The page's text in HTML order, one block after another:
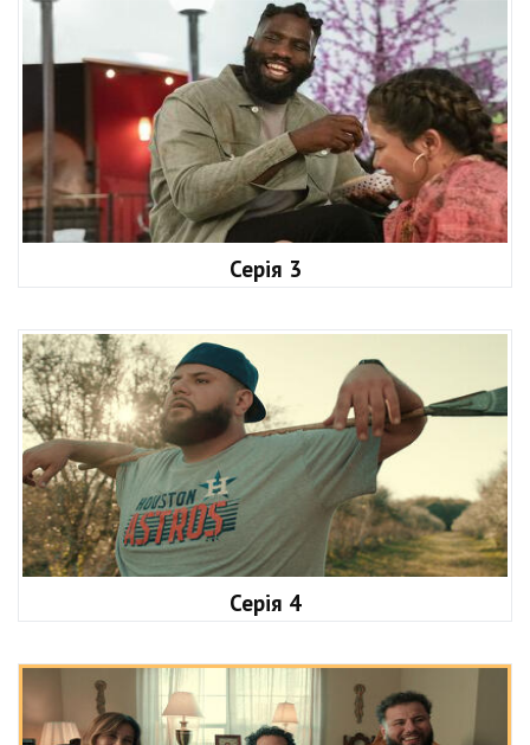
Серія 3
Серія 4